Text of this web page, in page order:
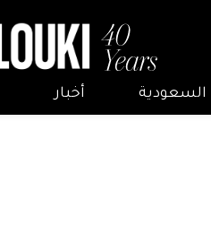
السعودية أخبار